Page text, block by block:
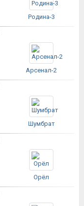
Родина-3
Арсенал-2
Шумбрат
Орёл